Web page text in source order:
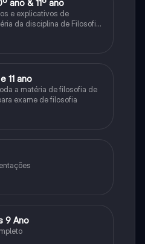
ano & 11º ano
e explicativos de
da disciplina de Filosofia
11 ano
a matéria de filosofia de
exame de filosofia
9 Ano